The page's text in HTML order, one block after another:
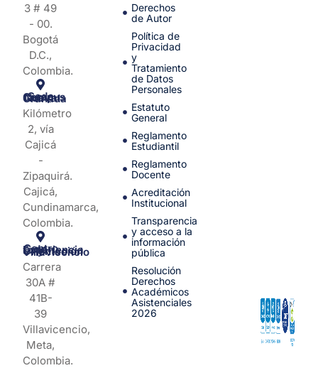
3 # 49
- 00.
Bogotá
D.C.,
Colombia.
Sede Campus Nueva Granada
Kilómetro
2, vía
Cajicá
-
Zipaquirá.
Cajicá,
Cundinamarca,
Colombia.
Centro de Experiencia y Orientación Villavicencio
Carrera
30A #
41B-
39
Villavicencio,
Meta,
Colombia.
Derechos
de Autor
Política de
Privacidad
y
Tratamiento
de Datos
Personales
Estatuto
General
Reglamento
Estudiantil
Reglamento
Docente
Acreditación
Institucional
Transparencia
y acceso a la
información
pública
Resolución
Derechos
Académicos
Asistenciales
2026